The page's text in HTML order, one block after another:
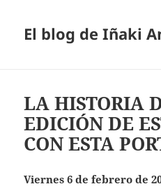
El blog de Iñaki
LA HISTORIA
EDICIÓN DE
CON ESTA
Viernes 6 de febrero de